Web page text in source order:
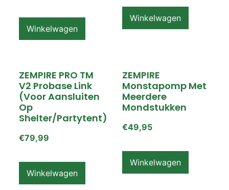
Winkelwagen
Winkelwagen
ZEMPIRE PRO TM
V2 Probase Link
(voor Aansluiten
Op
Shelter/partytent)
€79,99
Winkelwagen
ZEMPIRE
Monstapomp Met
Meerdere
Mondstukken
€49,95
Winkelwagen